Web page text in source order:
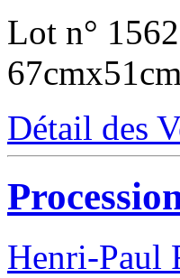
Lot n° 1562
67cmx51cm
Détail des
Henri-Paul